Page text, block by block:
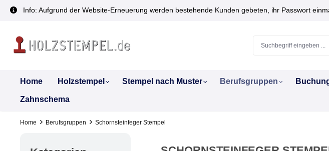
springen
Info: Aufgrund der Website-Erneuerung werden bestehende Kunden gebeten, ihr Passwort
Home Holzstempel Stempel nach Muster Berufsgruppen
Zahnschema
Home Berufsgruppen Schornsteinfeger Stempel